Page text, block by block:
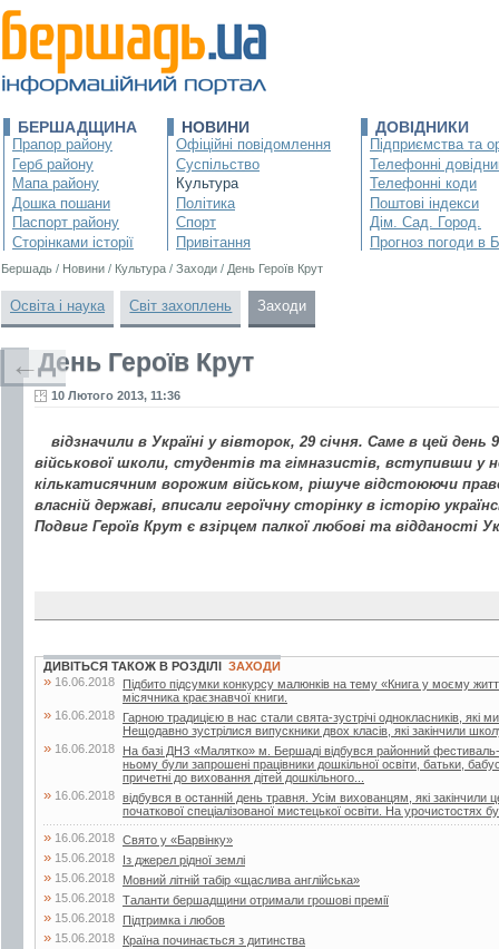
БЕРШАДЩИНА
Прапор району
Герб району
Мапа району
Дошка пошани
Паспорт району
Сторінками історії
НОВИНИ
Офіційні повідомлення
Суспільство
Культура
Політика
Спорт
Привітання
ДОВІДНИКИ
Підприємства та
Телефонні
Телефонні коди
Поштові індекси
Дім. Сад. Город.
Прогноз погоди в
Бершадь / Новини / Культура / Заходи / День Героїв Крут
Освіта і наука Світ захоплень Заходи
День Героїв Крут
10 Лютого 2013, 11:36
відзначили в Україні у вівторок, 29 січня. Саме в цей день
військової школи, студентів та гімназистів, вступивши у
кількатисячним ворожим військом, рішуче відстоюючи
власній державі, вписали героїчну сторінку в історію
Подвиг Героїв Крут є взірцем палкої любові та відданості
←
ДИВІТЬСЯ ТАКОЖ В РОЗДІЛІ ЗАХОДИ
» 16.06.2018
Підбито підсумки конкурсу малюнків на тему «Книга у моєму
місячника краєзнавчої книги.
» 16.06.2018
Гарною традицією в нас стали свята-зустрічі однокласників, які
Нещодавно зустрілися випускники двох класів, які закінчили
» 16.06.2018
На базі ДНЗ «Малятко» м. Бершаді відбувся районний
ньому були запрошені працівники дошкільної освіти, батьки,
причетні до виховання дітей дошкільного...
» 16.06.2018 відбувся в останній день травня. Усім вихованцям, які
початкової спеціалізованої мистецької освіти. На урочистостях
» 16.06.2018 Свято у «Барвінку»
» 15.06.2018 Із джерел рідної землі
» 15.06.2018 Мовний літній табір «щаслива англійська»
» 15.06.2018 Таланти бершадщини отримали грошові премії
» 15.06.2018 Підтримка і любов
» 15.06.2018 Країна починається з дитинства